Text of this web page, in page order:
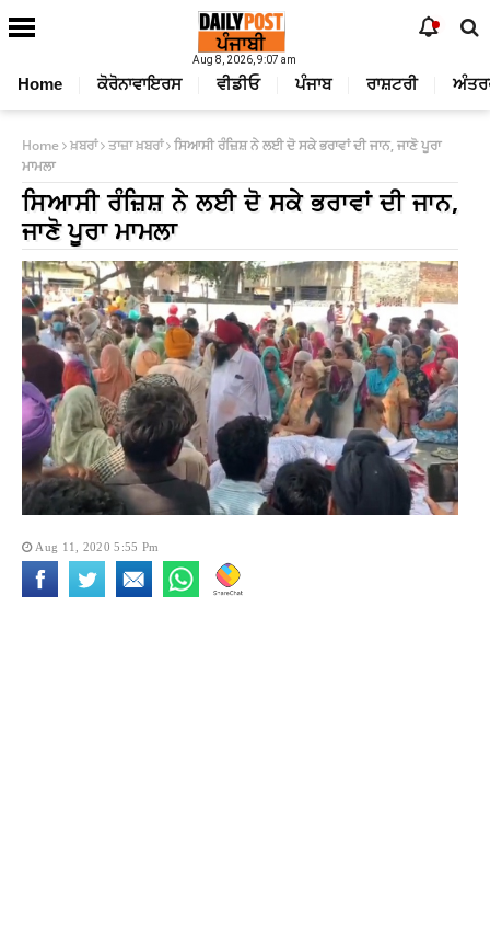
Aug 8, 2026, 9:07 am
Home ਕੋਰੋਨਾਵਾਇਰਸ ਵੀਡੀਓ ਪੰਜਾਬ ਰਾਸ਼ਟਰੀ
Home ਖ਼ਬਰਾਂ ਤਾਜ਼ਾ ਖ਼ਬਰਾਂ ਸਿਆਸੀ ਰੰਜ਼ਿਸ਼ ਨੇ ਲਈ ਦੋ ਸਕੇ ਭਰਾਵਾਂ ਦੀ ਜਾਨ, ਜਾਣੋ ਪੂਰਾ
ਮਾਮਲਾ
ਸਿਆਸੀ ਰੰਜ਼ਿਸ਼ ਨੇ ਲਈ ਦੋ ਸਕੇ ਭਰਾਵਾਂ ਦੀ ਜਾਨ,
ਜਾਣੋ ਪੂਰਾ ਮਾਮਲਾ
Aug 11, 2020 5:55 Pm